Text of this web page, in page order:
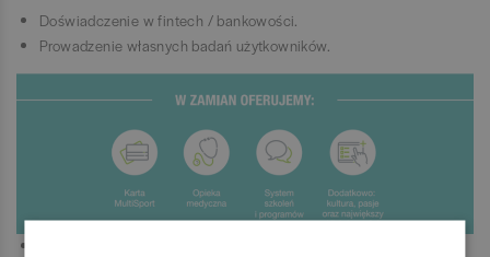
Doświadczenie w fintech / bankowości.
Prowadzenie własnych badań użytkowników.